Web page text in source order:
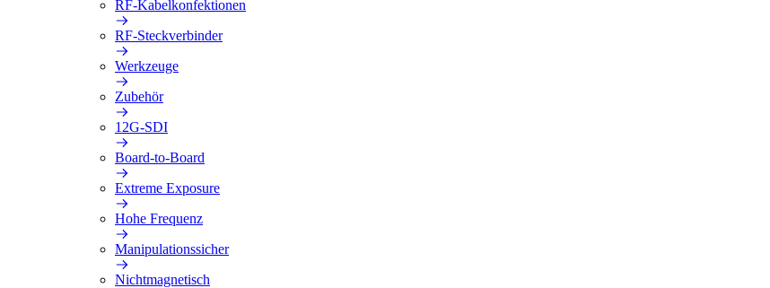
RF-Kabelkonfektionen
RF-Steckverbinder
Werkzeuge
Zubehör
12G-SDI
Board-to-Board
Extreme Exposure
Hohe Frequenz
Manipulationssicher
Nichtmagnetisch